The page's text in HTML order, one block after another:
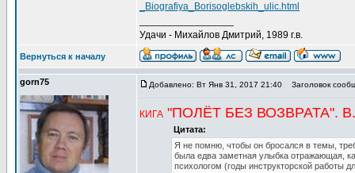
_Biografiya_Borisoglebskih_ulic.html
Удачи - Михайлов Дмитрий, 1989 г.в.
Вернуться к началу
gorn75 Добавлено: Вт Янв 31, 2017 21:40 Заголовок
КИГА "ПОЛЁТ БЕЗ ВОЗВРАТА".
Цитата:
Я не помню, чтобы он бросался в темы,
была едва заметная улыбка отражающая,
психологом (годы инструкторской работы